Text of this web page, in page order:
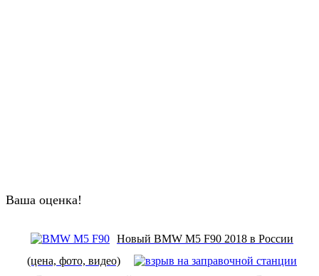
Ваша оценка!
Новый BMW M5 F90 2018 в России
(цена, фото, видео)